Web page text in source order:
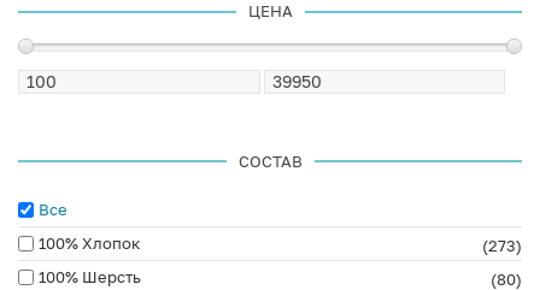
ЦЕНА
СОСТАВ
Все
100% Хлопок
(273)
100% Шерсть
(80)